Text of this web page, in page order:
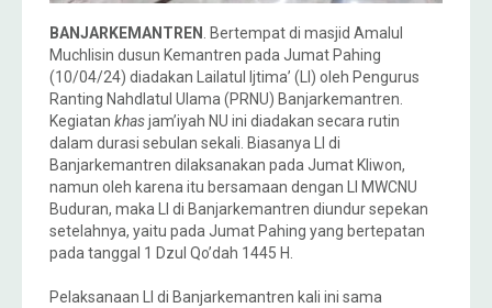
BANJARKEMANTREN
. Bertempat di masjid Amalul
Muchlisin dusun Kemantren pada Jumat Pahing
(10/04/24) diadakan Lailatul Ijtima’ (LI) oleh Pengurus
Ranting Nahdlatul Ulama (PRNU) Banjarkemantren.
Kegiatan khasjam’iyah NU ini diadakan secara rutin
dalam durasi sebulan sekali. Biasanya LI di
Banjarkemantren dilaksanakan pada Jumat Kliwon,
namun oleh karena itu bersamaan dengan LI MWCNU
Buduran, maka LI di Banjarkemantren diundur sepekan
setelahnya, yaitu pada Jumat Pahing yang bertepatan
pada tanggal 1 Dzul Qo’dah 1445 H.
Pelaksanaan LI di Banjarkemantren kali ini sama